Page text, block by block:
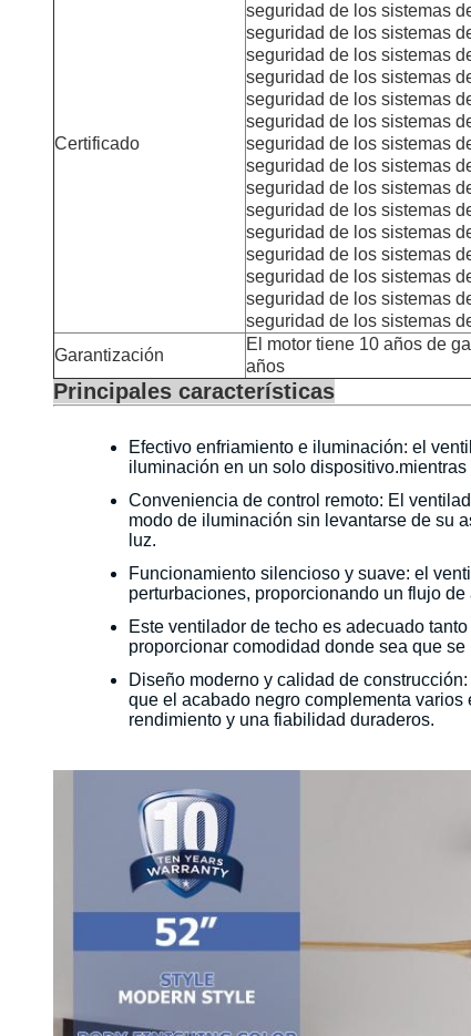
Certificado
seguridad de los sistemas
seguridad de los sistemas
seguridad de los sistemas
seguridad de los sistemas
seguridad de los sistemas
seguridad de los sistemas
seguridad de los sistemas
seguridad de los sistemas
seguridad de los sistemas
seguridad de los sistemas
seguridad de los sistemas
seguridad de los sistemas
seguridad de los sistemas
seguridad de los sistemas
seguridad de los sistemas
Garantización
El motor tiene 10 años de
años
Principales características
Efectivo enfriamiento e iluminación: el
iluminación en un solo
Conveniencia de control remoto: El
modo de iluminación sin levantarse de su
luz.
Funcionamiento silencioso y suave: el
perturbaciones, proporcionando un flujo
Este ventilador de techo es adecuado
proporcionar comodidad donde sea que se
Diseño moderno y calidad de
que el acabado negro complementa
rendimiento y una fiabilidad duraderos.